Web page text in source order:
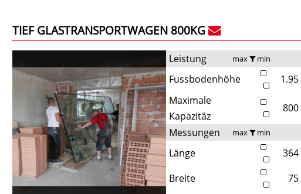
TIEF GLASTRANSPORTWAGEN 800KG
Leistung max min
Fussbodenhöhe 1.95
Maximale
Kapazitäz
800
Messungen
max min
Länge 364
Breite
75